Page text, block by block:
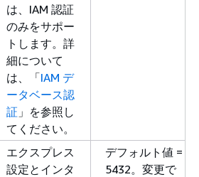
は、IAM 認証
のみをサポー
トします。詳
細について
は、「IAM デ
ータベース認
証 」を参照し
てください。
エクスプレス
設定とインタ
デフォルト値 =
5432。変更で